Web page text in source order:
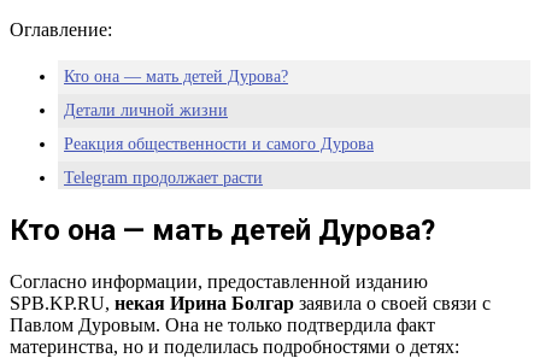
Оглавление:
Кто она — мать детей Дурова?
Детали личной жизни
Реакция общественности и самого Дурова
Telegram продолжает расти
Кто она — мать детей Дурова?
Согласно информации, предоставленной изданию
SPB.KP.RU, некая Ирина Болгар заявила о своей связи с
Павлом Дуровым. Она не только подтвердила факт
материнства, но и поделилась подробностями о детях: